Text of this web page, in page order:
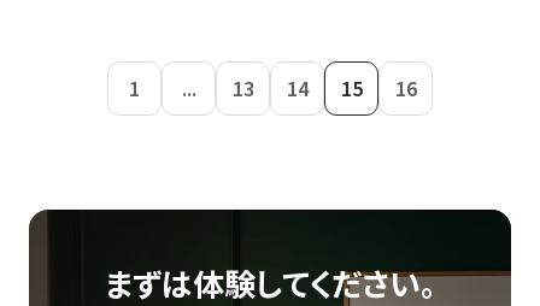
1 ... 13 14 15 16
まずは体験してください。